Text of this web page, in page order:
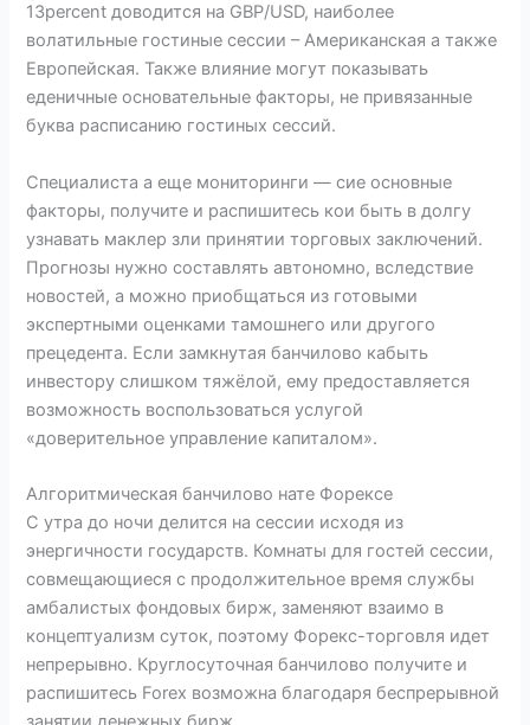
13percent доводится на GBP/USD, наиболее
волатильные гостиные сессии – Американская а также
Европейская. Также влияние могут показывать
еденичные основательные факторы, не привязанные
буква расписанию гостиных сессий.
Специалиста а еще мониторинги — сие основные
факторы, получите и распишитесь кои быть в долгу
узнавать маклер зли принятии торговых заключений.
Прогнозы нужно составлять автономно, вследствие
новостей, а можно приобщаться из готовыми
экспертными оценками тамошнего или другого
прецедента. Если замкнутая банчилово кабыть
инвестору слишком тяжёлой, ему предоставляется
возможность воспользоваться услугой
«доверительное управление капиталом».
Алгоритмическая банчилово нате Форексе
С утра до ночи делится на сессии исходя из
энергичности государств. Комнаты для гостей сессии,
совмещающиеся с продолжительное время службы
амбалистых фондовых бирж, заменяют взаимо в
концептуализм суток, поэтому Форекс-торговля идет
непрерывно. Круглосуточная банчилово получите и
распишитесь Forex возможна благодаря беспрерывной